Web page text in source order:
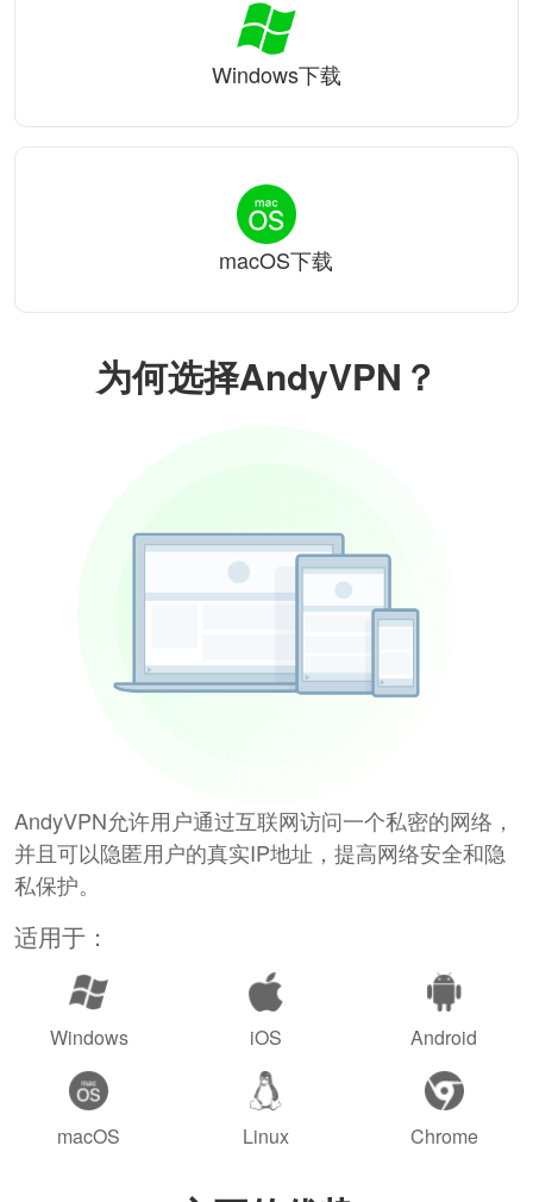
为何选择AndyVPN？
AndyVPN允许用户通过互联网访问一个私密的网络，
并且可以隐匿用户的真实IP地址，提高网络安全和隐
私保护。
适用于：
Windows iOS Android
macOS Linux Chrome
Windows下载
macOS下载